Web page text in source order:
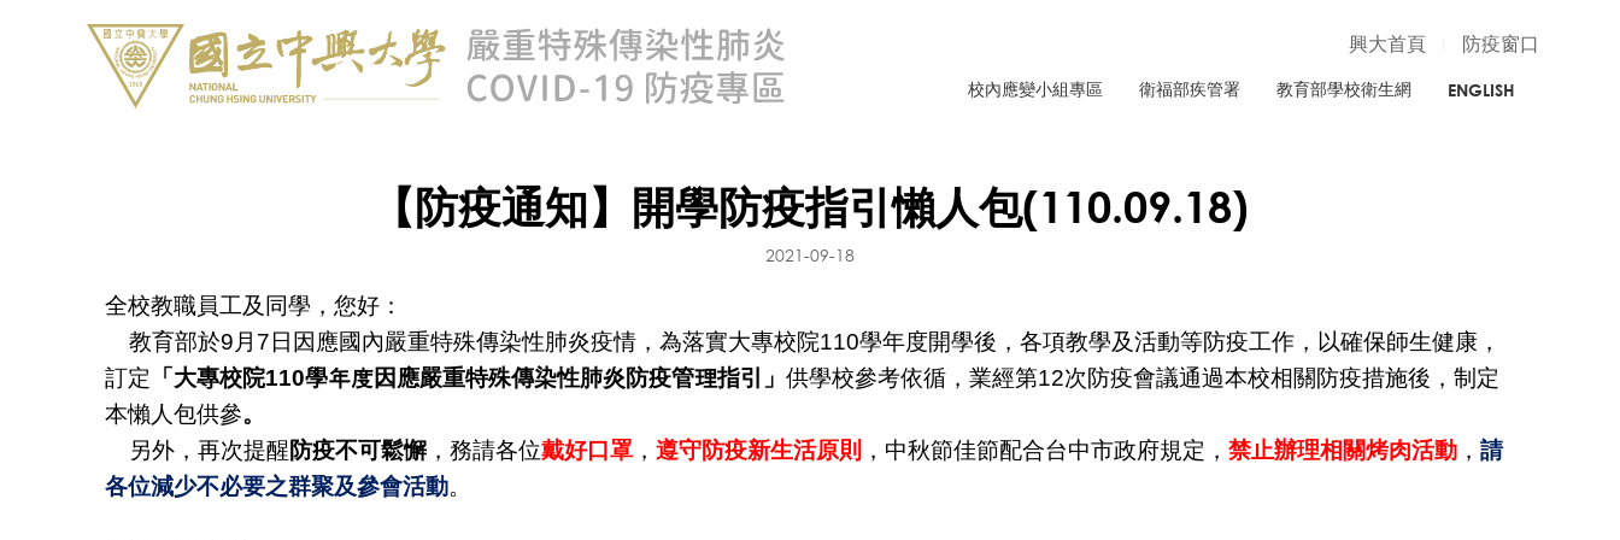
興大首頁 防疫窗口
校內應變小組專區 衛福部疾管署 教育部學校衛生網 ENGLISH
【防疫通知】開學防疫指引懶人包(110.09.18)
2021-09-18
全校教職員工及同學，您好：
教育部於9月7日因應國內嚴重特殊傳染性肺炎疫情，為落實大專校院110學年度開學後，各項教學及活動等防疫工作，以確保師生健康，
訂定 「大專校院110學年度因應嚴重特殊傳染性肺炎防疫管理指引」 供學校參考依循，業經第12次防疫會議通過本校相關防疫措施後，制定
本懶人包供參。
另外，再次提醒防疫不可鬆懈 ，務請各位戴好口罩 ， 遵守防疫新生活原則 ，中秋節佳節配合台中市政府規定， 禁止辦理相關烤肉活動 ， 請
各位減少不必要之群聚及參會活動。